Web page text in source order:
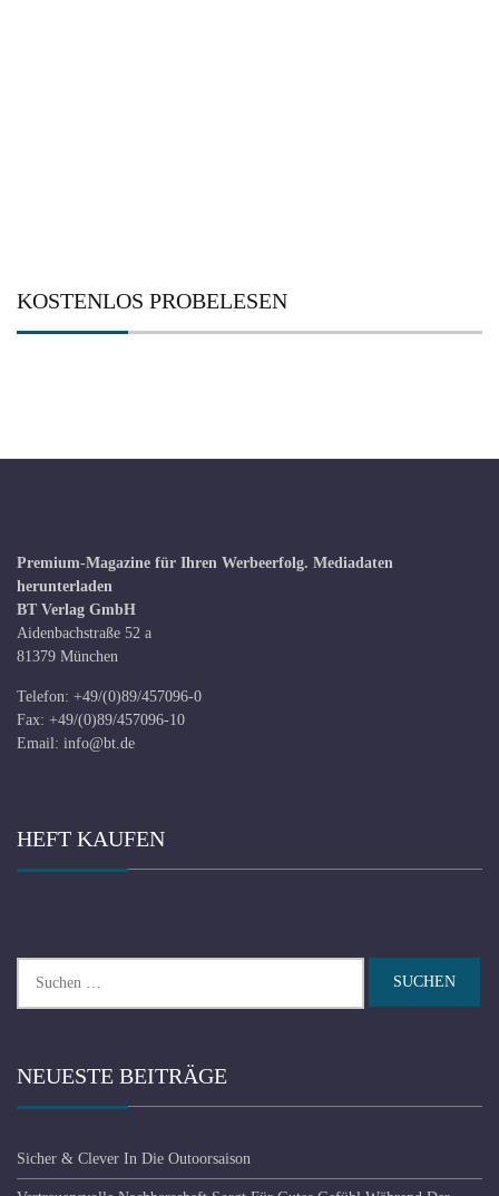
KOSTENLOS PROBELESEN
Premium-Magazine für Ihren Werbeerfolg. Mediadaten
herunterladen
BT Verlag GmbH
Aidenbachstraße 52 a
81379 München
Telefon: +49/(0)89/457096-0
Fax: +49/(0)89/457096-10
Email: info@bt.de
HEFT KAUFEN
nach:
NEUESTE BEITRÄGE
Sicher & Clever In Die Outoorsaison